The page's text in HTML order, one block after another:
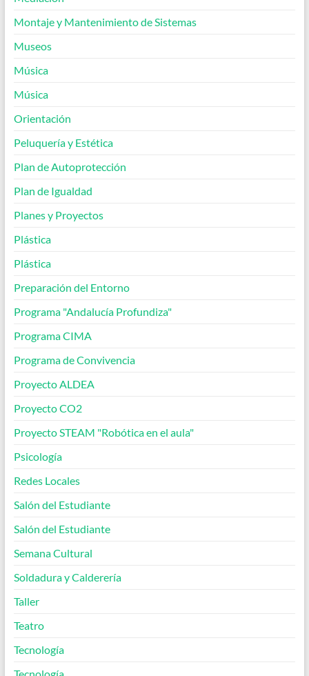
Montaje y Mantenimiento de Sistemas
Museos
Música
Música
Orientación
Peluquería y Estética
Plan de Autoprotección
Plan de Igualdad
Planes y Proyectos
Plástica
Plástica
Preparación del Entorno
Programa "Andalucía Profundiza"
Programa CIMA
Programa de Convivencia
Proyecto ALDEA
Proyecto CO2
Proyecto STEAM "Robótica en el aula"
Psicología
Redes Locales
Salón del Estudiante
Salón del Estudiante
Semana Cultural
Soldadura y Calderería
Taller
Teatro
Tecnología
Tecnología